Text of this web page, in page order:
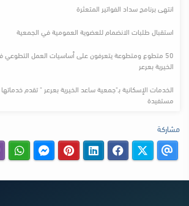
انتهى برنامج سداد الفواتير المتعثرة
استقبال طلبات الانضمام للعضوية العمومية في الجمعية
50 متطوع ومتطوعة يتعرفون على أساسيات العمل
الخيرية بعرعر
مستفيدة
مشاركة